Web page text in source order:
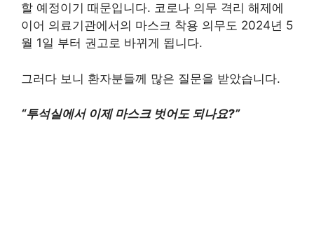
할 예정이기 때문입니다. 코로나 의무 격리 해제에
이어 의료기관에서의 마스크 착용 의무도 2024년 5
월 1일 부터 권고로 바뀌게 됩니다.
그러다 보니 환자분들께 많은 질문을 받았습니다.
“투석실에서 이제 마스크 벗어도 되나요?”